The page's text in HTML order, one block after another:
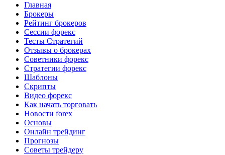
Главная
Брокеры
Рейтинг брокеров
Сессии форекс
Тесты Стратегий
Отзывы о брокерах
Советники форекс
Стратегии форекс
Шаблоны
Скрипты
Видео форекс
Как начать торговать
Новости forex
Основы
Онлайн трейдинг
Прогнозы
Советы трейдеру